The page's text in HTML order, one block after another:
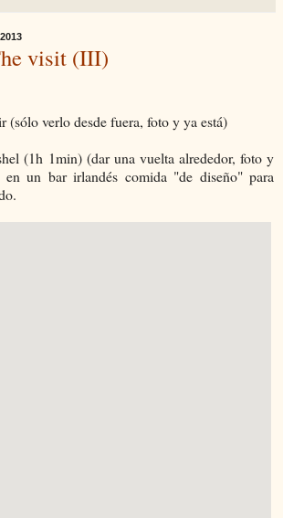
visit (III)
(sólo verlo desde fuera, foto y ya está)
(1h 1min) (dar una vuelta alrededor, foto y
en un bar irlandés comida "de diseño" para